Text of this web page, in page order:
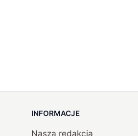
INFORMACJE
Nasza redakcja